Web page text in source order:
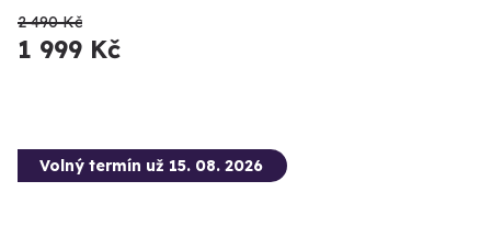
2 490 Kč
1 999 Kč
Volný termín už 15. 08. 2026